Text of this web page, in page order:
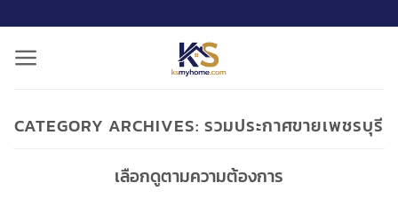
CATEGORY ARCHIVES: รวมประกาศขายเพชรบุรี
เลือกดูตามความต้องการ